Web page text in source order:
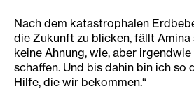
Nach dem katastrophalen
die Zukunft zu blicken, fällt Amina
keine Ahnung, wie, aber
schaffen. Und bis dahin bin ich so
Hilfe, die wir bekommen.“